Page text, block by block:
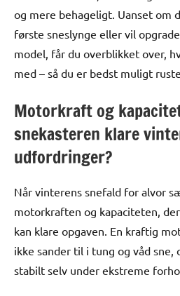
og mere behageligt. Uanset om
første sneslynge eller vil
model, får du overblikket over,
med – så du er bedst muligt
Motorkraft og
snekasteren klare
udfordringer?
Når vinterens snefald for alvor
motorkraften og kapaciteten,
kan klare opgaven. En kraftig
ikke sander til i tung og våd sne,
stabilt selv under ekstreme